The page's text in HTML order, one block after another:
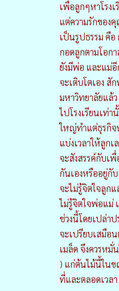
เพื่อลูกๆหาโรง
แต่ความรักของ
เป็นรูปธรรม คือ
กอดลูกตามโอก
ยังมีพ่อ และแม่
จะเติบโตเอง สั
มหาวิทยาลัยแล้
ไปโรงเรียนเท่า
ใหญ่ทำแต่ธุรกิจ
แบ่งเวลาให้ลูก
จะสังสรรค์กับเ
กันเองหรืออยู่กั
จะไม่รู้จิตใจลูก
ไม่รู้จิตใจพ่อแม่
ช่วงนี้โดยเปล่าป
จะเปรียบเสมือ
เมล็ด จึงควรหมั่
) แก่ต้นไม้นี้ในข
ที่และตลอดเวลา